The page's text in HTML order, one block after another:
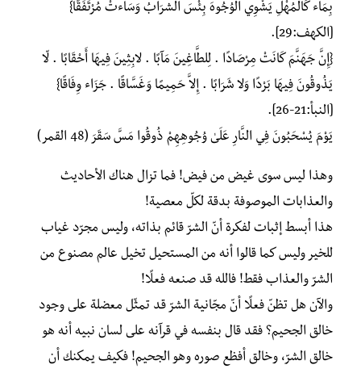
بِمَاء كَالْمُهْلِ يَشْوِي الْوُجُوهَ بِئْسَ الشَّرَابُ وَسَاءتْ مُرْتَفَقًا}
[الكهف:29].
{إِنَّ جَهَنَّمَ كَانَتْ مِرْصَادًا . لِلطَّاغِينَ مَآبًا . لابِثِينَ فِيهَا أَحْقَابًا . لّا
يَذُوقُونَ فِيهَا بَرْدًا وَلا شَرَابًا . إِلاَّ حَمِيمًا وَغَسَّاقًا . جَزَاء وِفَاقًا}
[النبأ:21-26].
يَوْمَ يُسْحَبُونَ فِي النَّارِ عَلَىٰ وُجُوهِهِمْ ذُوقُوا مَسَّ سَقَرَ (48 القمر)
وهذا ليس سوى غيض من فيض! فما تزال هناك الأحاديث
والعذابات الموصوفة بدقة لكلّ معصية!
هذا أبسط إثبات لفكرة أنّ الشرّ قائم بذاته، وليس مجرّد غياب
للخير وليس كما قالوا أنه من المستحيل تخيل عالم مصنوع من
الشرّ والعذاب فقط! فالله قد صنعه فعلًا!
والآن هل تظنّ فعلًا أنّ مجّانية الشرّ قد تمثّل معضلة على وجود
خالق الجحيم؟ فقد قال بنفسه في قرآنه على لسان نبيه أنه هو
خالق الشرّ، وخالق أفظع صوره وهو الجحيم! فكيف يمكنك أن